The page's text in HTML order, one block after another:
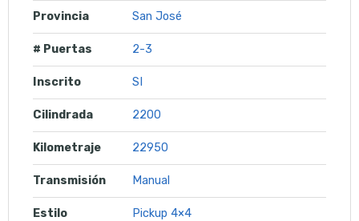
Provincia San José
# Puertas 2-3
Inscrito SI
Cilindrada 2200
Kilometraje 22950
Transmisión Manual
Estilo Pickup 4×4